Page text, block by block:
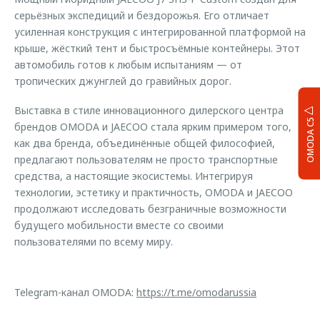
OMODA C5
серьёзных экспедиций и бездорожья. Его отличает
усиленная конструкция с интегрированной платформой на
крыше, жёсткий тент и быстросъёмные контейнеры. Этот
автомобиль готов к любым испытаниям — от
тропических джунглей до гравийных дорог.
Выставка в стиле инновационного дилерского центра
брендов OMODA и JAECOO стала ярким примером того,
как два бренда, объединённые общей философией,
предлагают пользователям не просто транспортные
средства, а настоящие экосистемы. Интегрируя
технологии, эстетику и практичность, OMODA и JAECOO
продолжают исследовать безграничные возможности
будущего мобильности вместе со своими
пользователями по всему миру.
Telegram-канал OMODA: https://t.me/omodarussia